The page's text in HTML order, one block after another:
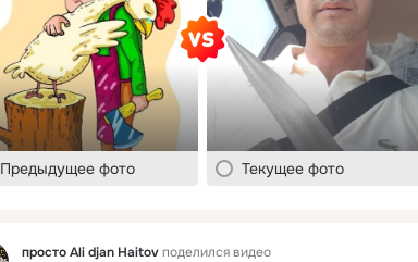
Предыдущее фото Текущее фото
просто Ali djan Haitovподелился видео